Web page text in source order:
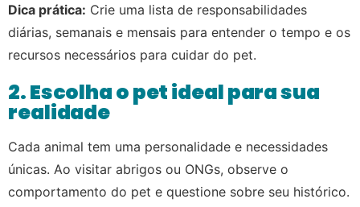
Dica prática: Crie uma lista de responsabilidades
diárias, semanais e mensais para entender o tempo e os
recursos necessários para cuidar do pet.
2. Escolha o pet ideal para sua
realidade
Cada animal tem uma personalidade e necessidades
únicas. Ao visitar abrigos ou ONGs, observe o
comportamento do pet e questione sobre seu histórico.